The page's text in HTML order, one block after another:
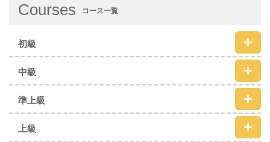
Courses コース一覧
初級
中級
準上級
上級